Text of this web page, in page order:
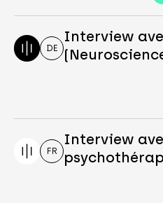
DE
Interview
FR
Interview